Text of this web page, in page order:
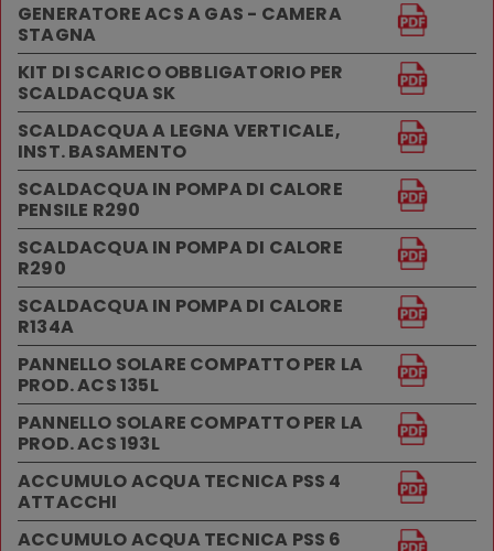
GENERATORE ACS A GAS - CAMERA
STAGNA
KIT DI SCARICO OBBLIGATORIO PER
SCALDACQUA SK
SCALDACQUA A LEGNA VERTICALE,
INST. BASAMENTO
SCALDACQUA IN POMPA DI CALORE
PENSILE R290
SCALDACQUA IN POMPA DI CALORE
R290
SCALDACQUA IN POMPA DI CALORE
R134A
PANNELLO SOLARE COMPATTO PER LA
PROD. ACS 135L
PANNELLO SOLARE COMPATTO PER LA
PROD. ACS 193L
ACCUMULO ACQUA TECNICA PSS 4
ATTACCHI
ACCUMULO ACQUA TECNICA PSS 6